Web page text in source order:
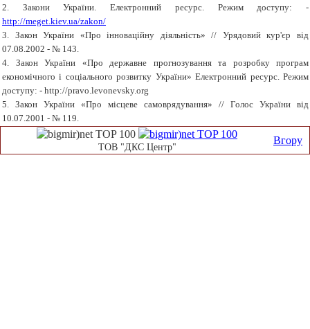
2. Закони України. Електронний ресурс. Режим доступу: -
http://meget.kiev.ua/zakon/
3. Закон України «Про інноваційну діяльність» // Урядовий кур'єр вiд
07.08.2002 - № 143.
4. Закон України «Про державне прогнозування та розробку програм
економічного і соціального розвитку України» Електронний ресурс. Режим
доступу: - http://pravo.levonevsky.org
5. Закон України «Про місцеве самоврядування» // Голос України вiд
10.07.2001 - № 119.
Вгору
ТОВ "ДКС Центр"